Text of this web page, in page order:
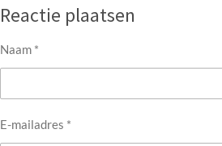
n
l
e
Reactie plaatsen
Naam *
E-mailadres *